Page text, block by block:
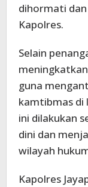
dihormati
Kapolres.
Selain
guna
kamtibmas di
ini dilakukan
dini dan
wilayah
Kapolres